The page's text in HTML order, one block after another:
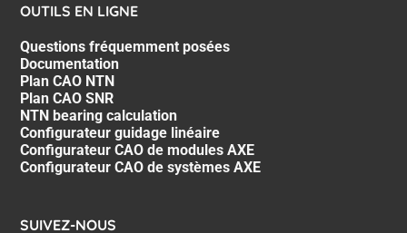
OUTILS EN LIGNE
Questions fréquemment posées
Documentation
Plan CAO NTN
Plan CAO SNR
NTN bearing calculation
Configurateur guidage linéaire
Configurateur CAO de modules AXE
Configurateur CAO de systèmes AXE
SUIVEZ-NOUS